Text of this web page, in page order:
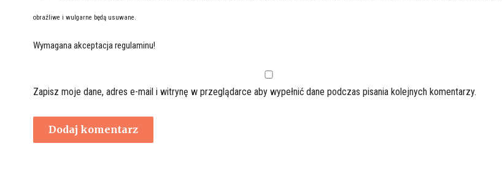
obraźliwe i wulgarne będą usuwane.
Wymagana akceptacja regulaminu!
Zapisz moje dane, adres e-mail i witrynę w przeglądarce aby wypełnić dane podczas pisania kolejnych komentarzy.